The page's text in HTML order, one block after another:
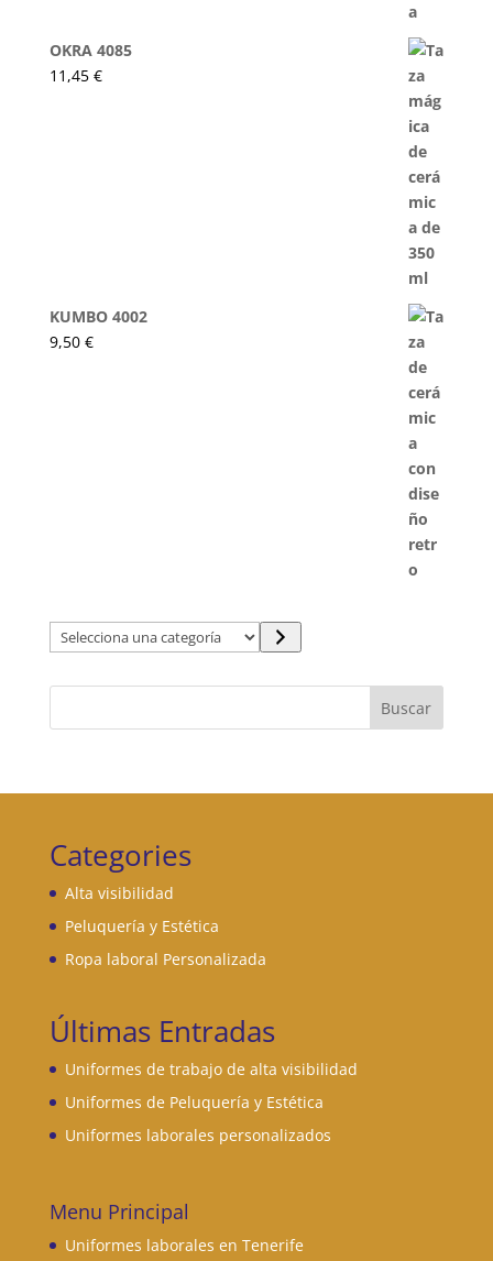
OKRA 4085
11,45 €
KUMBO 4002
9,50 €
Selecciona
una
categoría
Buscar
Categories
Alta visibilidad
Peluquería y Estética
Ropa laboral Personalizada
Últimas Entradas
Uniformes de trabajo de alta visibilidad
Uniformes de Peluquería y Estética
Uniformes laborales personalizados
Menu Principal
Uniformes laborales en Tenerife